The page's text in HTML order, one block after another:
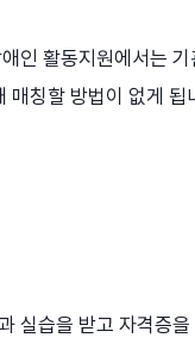
인 활동지원에서는
칭할 방법이 없게
실습을 받고 자격증